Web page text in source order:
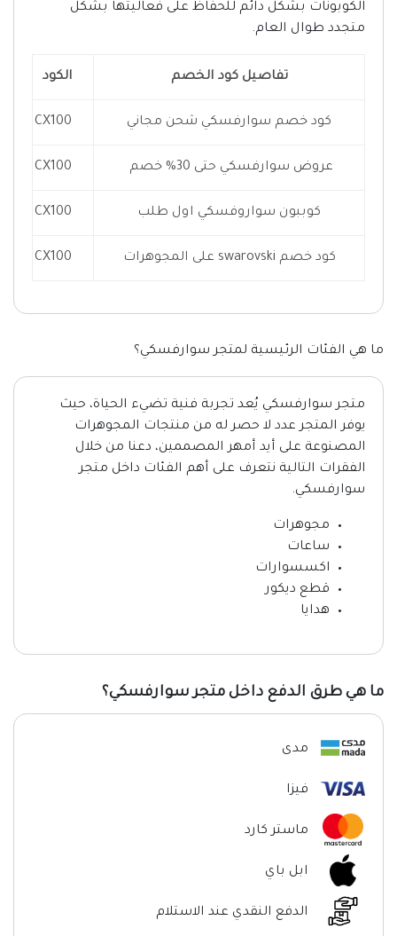
الكوبونات بشكل دائم للحفاظ على فعاليتها بشكل
متجدد طوال العام.
تفاصيل كود الخصم الكود
كود خصم سوارفسكي شحن مجاني CX100
عروض سوارفسكي حتى 30% خصم CX100
كوببون سواروفسكي اول طلب CX100
كود خصم swarovski على المجوهرات CX100
ما هي الفئات الرئيسية لمتجر سوارفسكي؟
متجر سوارفسكي يُعد تجربة فنية تضيء الحياة، حيث
يوفر المتجر عدد لا حصر له من منتجات المجوهرات
المصنوعة على أيد أمهر المصممين، دعنا من خلال
الفقرات التالية نتعرف على أهم الفئات داخل متجر
سوارفسكي.
مجوهرات
ساعات
اكسسوارات
قطع ديكور
هدايا
ما هي طرق الدفع داخل متجر سوارفسكي؟
مدى
فيزا
ماستر كارد
ابل باي
الدفع النقدي عند الاستلام